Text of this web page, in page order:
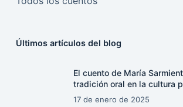
Últimos artículos del blog
El cuento de María
tradición oral en la cultura
17 de enero de 2025